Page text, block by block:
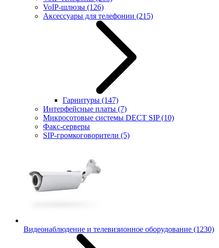
VoIP-шлюзы (126)
Аксессуары для телефонии (215)
Гарнитуры (147)
Интерфейсные платы (7)
Микросотовые системы DECT SIP(10)
Факс-серверы
SIP-громкоговорители (5)
Видеонаблюдение и телевизионное оборудование (1230)